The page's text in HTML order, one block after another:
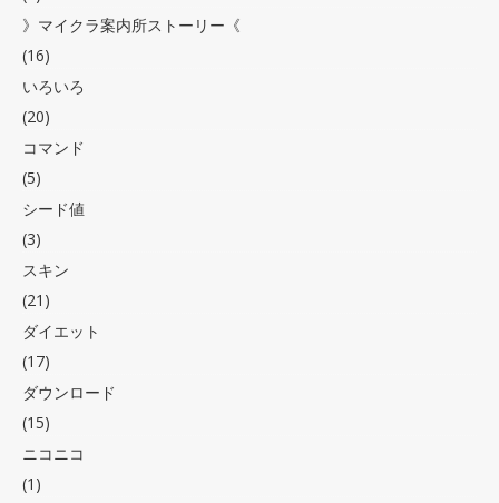
》マイクラ案内所ストーリー《
(16)
いろいろ
(20)
コマンド
(5)
シード値
(3)
スキン
(21)
ダイエット
(17)
ダウンロード
(15)
ニコニコ
(1)